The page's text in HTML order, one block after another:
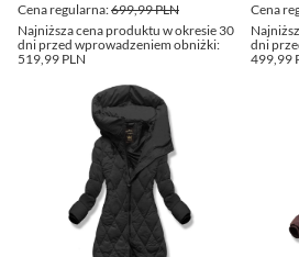
Cena regularna:699,99 PLN
Najniższa cena produktu w okresie 30
dni przed wprowadzeniem obniżki:
519,99 PLN
Cena
dni
499,99